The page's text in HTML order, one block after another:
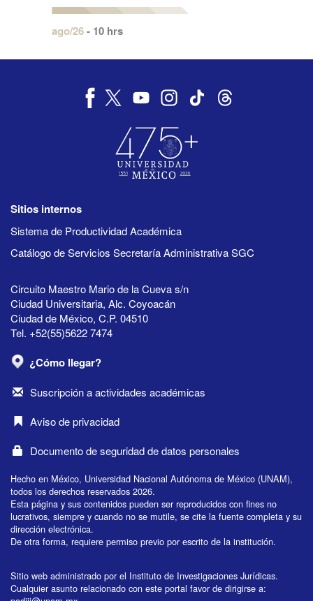
ago/26- 10 hrs
Sitios internos
Sistema de Productividad Académica
Catálogo de Servicios Secretaría Administrativa SGC
Circuito Maestro Mario de la Cueva s/n
Ciudad Universitaria, Alc. Coyoacán
Ciudad de México, C.P. 04510
Tel. +52(55)5622 7474
¿Cómo llegar?
Suscripción a actividades académicas
Aviso de privacidad
Documento de seguridad de datos personales
Hecho en México, Universidad Nacional Autónoma de México (UNAM),
todos los derechos reservados 2026.
Esta página y sus contenidos pueden ser reproducidos con fines no
lucrativos, siempre y cuando no se mutile, se cite la fuente completa y su
dirección electrónica.
De otra forma, requiere permiso previo por escrito de la institución.
Sitio web administrado por el Instituto de Investigaciones Jurídicas.
Cualquier asunto relacionado con este portal favor de dirigirse a: